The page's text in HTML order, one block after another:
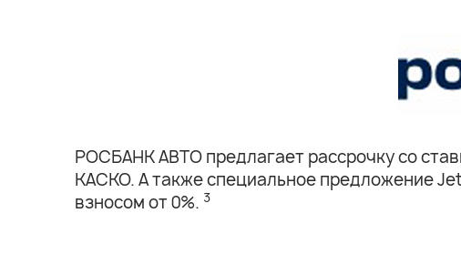
РОСБАНК АВТО предлагает рассрочку со
КАСКО. А также специальное предложение
взносом от 0%. 3